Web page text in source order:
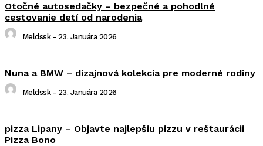
Otočné autosedačky – bezpečné a pohodlné
cestovanie detí od narodenia
Meldssk - 23. Januára 2026
Nuna a BMW – dizajnová kolekcia pre moderné rodiny
Meldssk - 23. Januára 2026
pizza Lipany – Objavte najlepšiu pizzu v reštaurácii
Pizza Bono